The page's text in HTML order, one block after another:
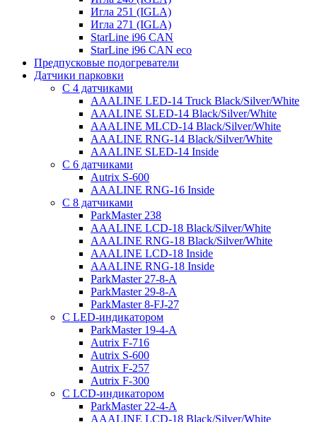
Игла 251 (IGLA)
Игла 271 (IGLA)
StarLine i96 CAN
StarLine i96 CAN eco
Предпусковые подогреватели
Датчики парковки
С 4 датчиками
AAALINE LED-14 Truck Black/Silver/White
AAALINE SLED-14 Black/Silver/White
AAALINE MLCD-14 Black/Silver/White
AAALINE RNG-14 Black/Silver/White
AAALINE SLED-14 Inside
С 6 датчиками
Autrix S-600
AAALINE RNG-16 Inside
С 8 датчиками
ParkMaster 238
AAALINE LCD-18 Black/Silver/White
AAALINE RNG-18 Black/Silver/White
AAALINE LCD-18 Inside
AAALINE RNG-18 Inside
ParkMaster 27-8-A
ParkMaster 29-8-A
ParkMaster 8-FJ-27
С LED-индикатором
ParkMaster 19-4-A
Autrix F-716
Autrix S-600
Autrix F-257
Autrix F-300
С LCD-индикатором
ParkMaster 22-4-A
AAALINE LCD-18 Black/Silver/White